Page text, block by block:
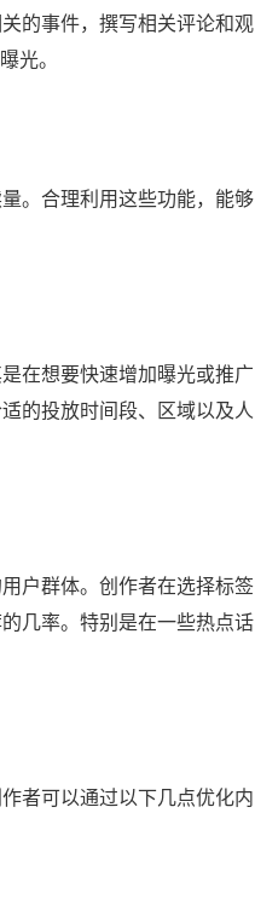
的事件，撰写相关评论和观
光。
。合理利用这些功能，能够
在想要快速增加曝光或推广
的投放时间段、区域以及人
户群体。创作者在选择标签
几率。特别是在一些热点话
者可以通过以下几点优化内